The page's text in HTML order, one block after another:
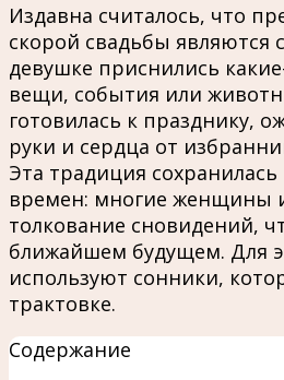
Издавна считалось, что
скорой свадьбы являются
девушке приснились
вещи, события или
готовилась к празднику,
руки и сердца от
Эта традиция
времен: многие женщины
толкование сновидений,
ближайшем будущем. Для
используют сонники,
трактовке.
Содержание